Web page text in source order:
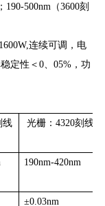
500nm（3600刻
连续可调，电
定性＜0、05%，功
线 光栅：4320刻线
190nm-420nm
±0.03nm